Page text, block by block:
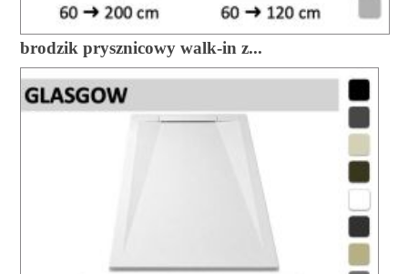
brodzik prysznicowy walk-in z...